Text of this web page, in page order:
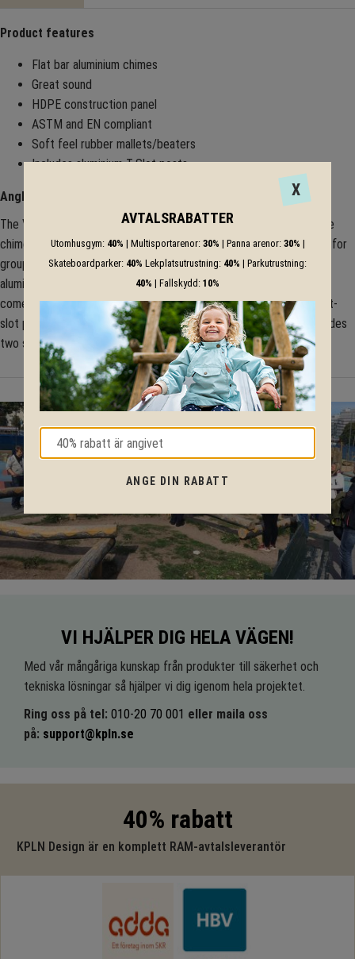
Product features
Flat bar aluminium chimes
Great sound
HDPE construction panel
ASTM and EN compliant
Soft feel rubber mallets/beaters
Includes aluminium T-Slot posts
Angled panel layout for that concert feel
The Virtuoso Concert Flat Chimes offers an alternative to the tube
chime sounds and makes a great addition to any musical ensemble for
groups of children to play music together.The product has eight
aluminium flat chimes C-C, the product is ASTM and EN compliant,
comes complete with our custom extruded, heavy-duty aluminium t-
slot posts and and are ASTM compliant. This inclusive design includes
two soft feel rubber mallets and post holders.
VI HJÄLPER DIG HELA VÄGEN!
Med vår mångåriga kunskap från produkter till säkerhet och
tekniska lösningar så hjälper vi dig igenom hela projektet.
Ring oss på tel: 010-20 70 001 eller maila oss
på: support@kpln.se
40% rabatt
KPLN Design är en komplett RAM-avtalsleverantör
X
AVTALSRABATTER
Utomhusgym: 40% | Multisportarenor: 30% | Panna arenor: 30% |
Skateboardparker: 40% Lekplatsutrustning: 40% | Parkutrustning:
40% | Fallskydd: 10%
ANGE DIN RABATT